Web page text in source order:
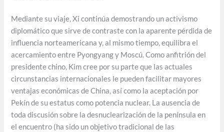
Mediante su viaje, Xi continúa demostrando un activismo
diplomático que sirve de contraste con la aparente pérdida de
influencia norteamericana y, al mismo tiempo, equilibra el
acercamiento entre Pyongyang y Moscú. Como anfitrión del
presidente chino, Kim cree por su parte que las actuales
circunstancias internacionales le pueden facilitar mayores
ventajas económicas de China, así como la aceptación por
Pekín de su estatus como potencia nuclear. La ausencia de
toda discusión sobre la desnuclearización de la península en
el encuentro (ha sido un objetivo tradicional de las